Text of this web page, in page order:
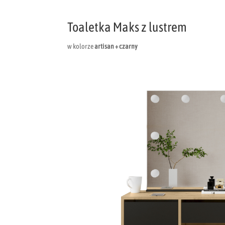
Toaletka Maks z lustrem
w kolorzeartisan + czarny